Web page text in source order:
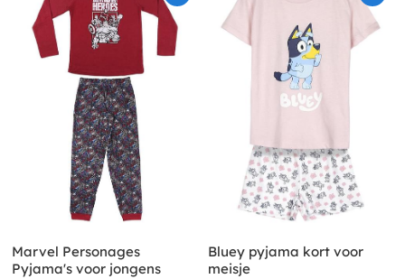
Marvel Personages
Pyjama's voor jongens
Bluey pyjama kort voor
meisje